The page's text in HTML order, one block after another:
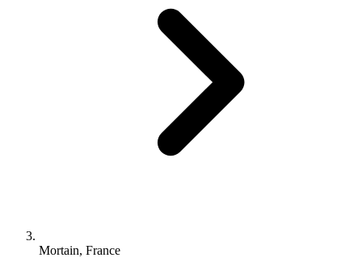
Mortain, France